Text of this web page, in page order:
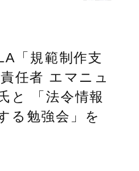
「規範制作支
任者 エマニュ
と 「法令情報
る勉強会」を